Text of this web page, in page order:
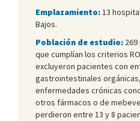
Emplazamiento: 13
Bajos.
Población de estudio:
que cumplían los criterios
excluyeron pacientes con
gastrointestinales
enfermedades crónicas
otros fármacos o de
perdieron entre 13 y 8